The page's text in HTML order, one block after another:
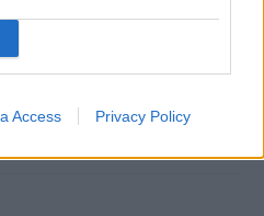
Access Privacy Policy
Team